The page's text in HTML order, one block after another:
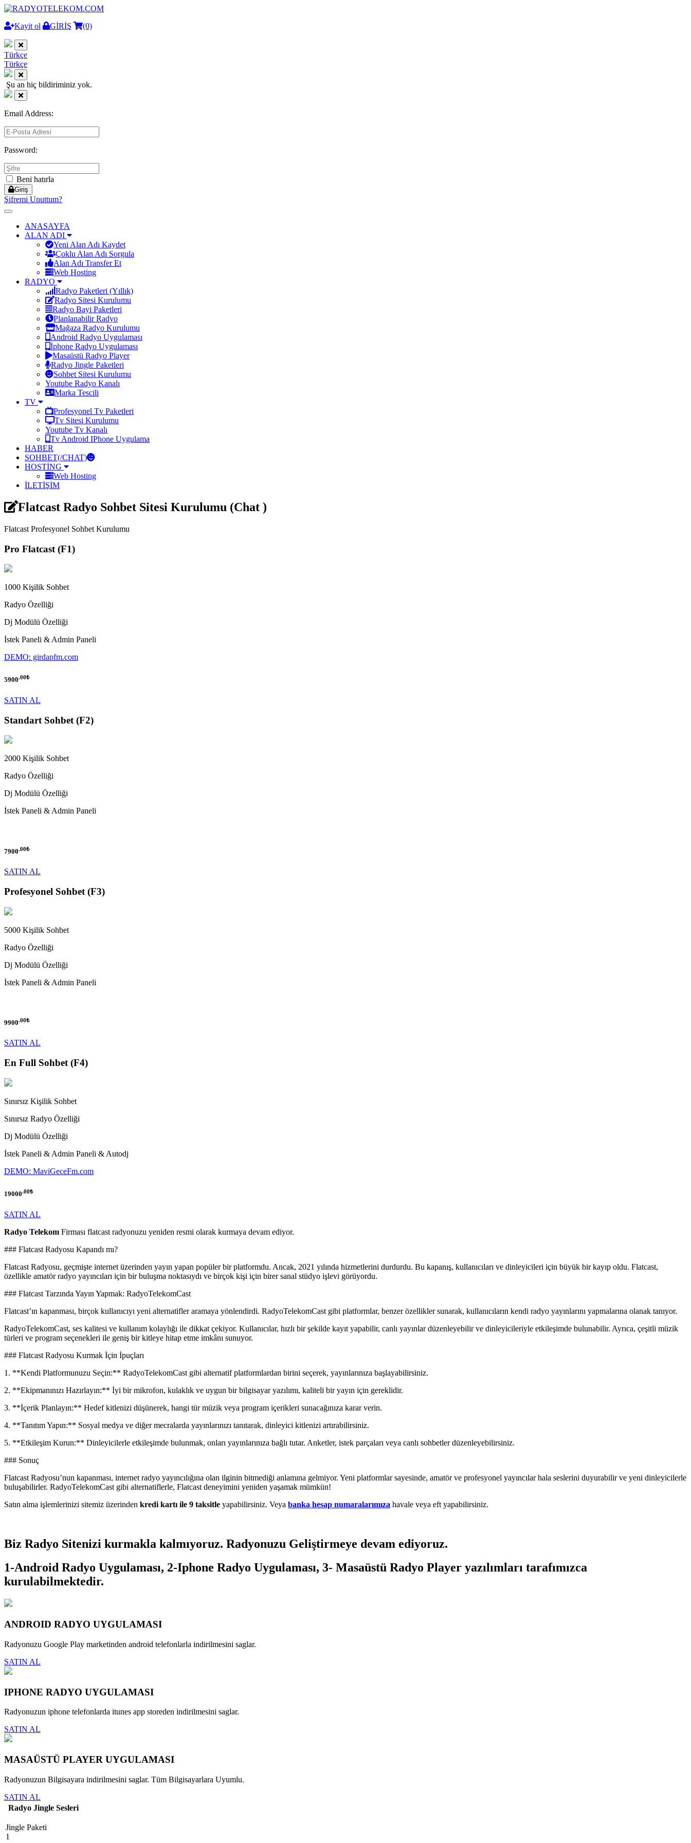
Kayit ol GİRİŞ (0)
Türkçe
Türkçe
Şu an hiç bildiriminiz yok.
Email Address:
Password:
Beni hatırla
Giriş
Şifremi Unuttum?
Toggle
navigationANASAYFA
ALAN ADI
Yeni Alan Adı Kaydet
Çoklu Alan Adı Sorgula
Alan Adı Transfer Et
Web Hosting
RADYO
Radyo Paketleri (Yıllık)
Radyo Sitesi Kurulumu
Radyo Bayi Paketleri
Planlanabilir Radyo
Mağaza Radyo Kurulumu
Android Radyo Uygulaması
İphone Radyo Uygulaması
Masaüstü Radyo Player
Radyo Jingle Paketleri
Sohbet Sitesi Kurulumu
Youtube Radyo Kanalı
Marka Tescili
TV
Profesyonel Tv Paketleri
Tv Sitesi Kurulumu
Youtube Tv Kanalı
Tv Android IPhone Uygulama
HABER
SOHBET(/CHAT)
HOSTİNG
Web Hosting
İLETİŞİM
Flatcast Radyo Sohbet Sitesi Kurulumu (Chat )
Flatcast Profesyonel Sohbet Kurulumu
Pro Flatcast (F1)
1000 Kişilik Sohbet
Radyo Özelliği
Dj Modülü Özelliği
İstek Paneli & Admin Paneli
DEMO: girdapfm.com
5900.00₺
SATIN AL
Standart Sohbet (F2)
2000 Kişilik Sohbet
Radyo Özelliği
Dj Modülü Özelliği
İstek Paneli & Admin Paneli
7900.00₺
SATIN AL
Profesyonel Sohbet (F3)
5000 Kişilik Sohbet
Radyo Özelliği
Dj Modülü Özelliği
İstek Paneli & Admin Paneli
9900.00₺
SATIN AL
En Full Sohbet (F4)
Sınırsız Kişilik Sohbet
Sınırsız Radyo Özelliği
Dj Modülü Özelliği
İstek Paneli & Admin Paneli & Autodj
DEMO: MaviGeceFm.com
19000.00₺
SATIN AL
Radyo Telekom Firması flatcast radyonuzu yeniden resmi olarak kurmaya devam ediyor.
### Flatcast Radyosu Kapandı mı?
Flatcast Radyosu, geçmişte internet üzerinden yayın yapan popüler bir platformdu. Ancak, 2021 yılında hizmetlerini durdurdu. Bu kapanış, kullanıcıları ve dinleyicileri için büyük bir kayıp oldu. Flatcast,
özellikle amatör radyo yayıncıları için bir buluşma noktasıydı ve birçok kişi için birer sanal stüdyo işlevi görüyordu.
### Flatcast Tarzında Yayın Yapmak: RadyoTelekomCast
Flatcast’ın kapanması, birçok kullanıcıyı yeni alternatifler aramaya yönlendirdi. RadyoTelekomCast gibi platformlar, benzer özellikler sunarak, kullanıcıların kendi radyo yayınlarını yapmalarına olanak tanıyor.
RadyoTelekomCast, ses kalitesi ve kullanım kolaylığı ile dikkat çekiyor. Kullanıcılar, hızlı bir şekilde kayıt yapabilir, canlı yayınlar düzenleyebilir ve dinleyicileriyle etkileşimde bulunabilir. Ayrıca, çeşitli müzik
türleri ve program seçenekleri ile geniş bir kitleye hitap etme imkânı sunuyor.
### Flatcast Radyosu Kurmak İçin İpuçları
1. **Kendi Platformunuzu Seçin:** RadyoTelekomCast gibi alternatif platformlardan birini seçerek, yayınlarınıza başlayabilirsiniz.
2. **Ekipmanınızı Hazırlayın:** İyi bir mikrofon, kulaklık ve uygun bir bilgisayar yazılımı, kaliteli bir yayın için gereklidir.
3. **İçerik Planlayın:** Hedef kitlenizi düşünerek, hangi tür müzik veya program içerikleri sunacağınıza karar verin.
4. **Tanıtım Yapın:** Sosyal medya ve diğer mecralarda yayınlarınızı tanıtarak, dinleyici kitlenizi artırabilirsiniz.
5. **Etkileşim Kurun:** Dinleyicilerle etkileşimde bulunmak, onları yayınlarınıza bağlı tutar. Anketler, istek parçaları veya canlı sohbetler düzenleyebilirsiniz.
### Sonuç
Flatcast Radyosu’nun kapanması, internet radyo yayıncılığına olan ilginin bitmediği anlamına gelmiyor. Yeni platformlar sayesinde, amatör ve profesyonel yayıncılar hala seslerini duyurabilir ve yeni dinleyicilerle
buluşabilirler. RadyoTelekomCast gibi alternatiflerle, Flatcast deneyimini yeniden yaşamak mümkün!
Satın alma işlemlerinizi sitemiz üzerinden kredi kartı ile 9 taksitle yapabilirsiniz. Veya banka hesap numaralarımıza havale veya eft yapabilirsiniz.
Biz Radyo Sitenizi kurmakla kalmıyoruz. Radyonuzu Geliştirmeye devam ediyoruz.
1-Android Radyo Uygulaması, 2-Iphone Radyo Uygulaması, 3- Masaüstü Radyo Player yazılımları tarafımızca
kurulabilmektedir.
ANDROID RADYO UYGULAMASI
Radyonuzu Google Play marketinden android telefonlarla indirilmesini saglar.
SATIN AL
IPHONE RADYO UYGULAMASI
Radyonuzun iphone telefonlarda itunes app storeden indirilmesini saglar.
SATIN AL
MASAÜSTÜ PLAYER UYGULAMASI
Radyonuzun Bilgisayara indirilmesini saglar. Tüm Bilgisayarlara Uyumlu.
SATIN AL
Radyo Jingle Sesleri
Jingle Paketi
1